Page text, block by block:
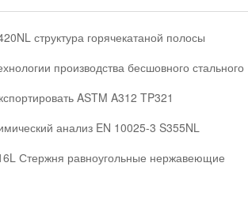
структура горячекатаной полосы
производства бесшовного стального
ASTM A312 TP321
анализ EN 10025-3 S355NL
Стержня равноугольные нержавеющие